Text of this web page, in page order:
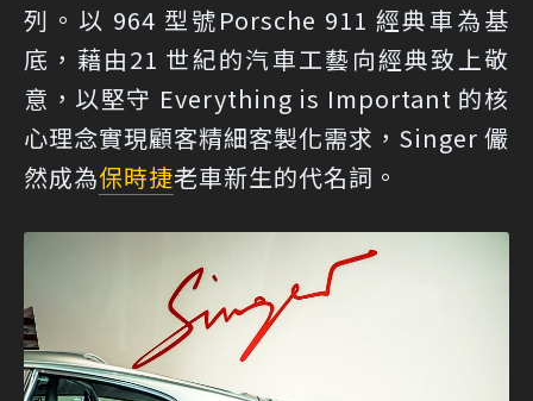
列。以 964 型號Porsche 911 經典車為基
底，藉由21 世紀的汽車工藝向經典致上敬
意，以堅守 Everything is Important 的核
心理念實現顧客精細客製化需求，Singer 儼
然成為保時捷老車新生的代名詞。